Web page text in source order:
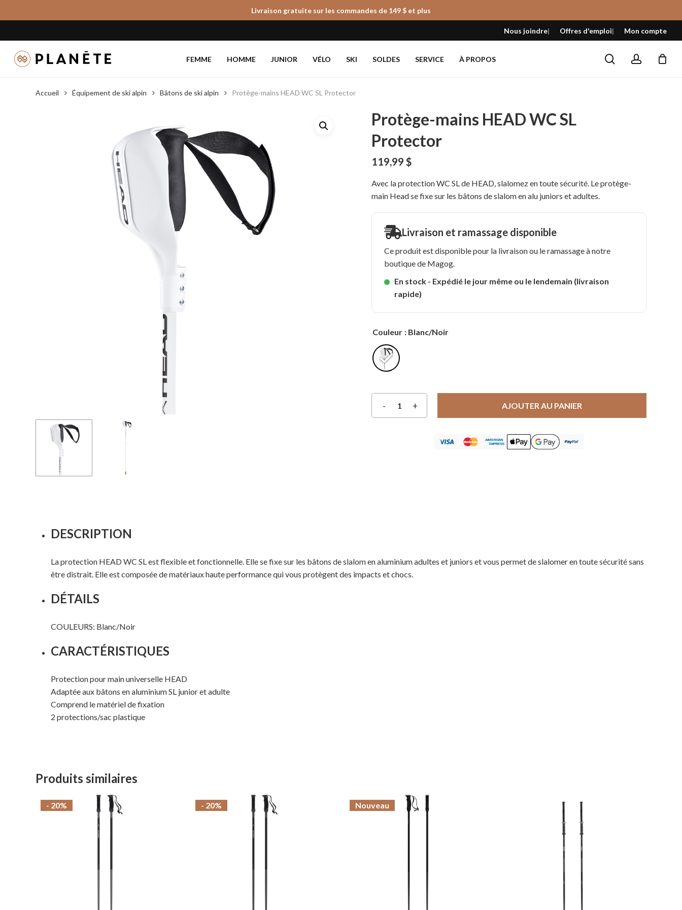
to
content
Livraison gratuite sur les commandes de 149 $ et plus
Nous joindre Offres d'emploi Mon compte
FEMME HOMME JUNIOR VÉLO SKI SOLDES SERVICE À PROPOS searchaccount
Fermer
le
panier
Accueil Équipement de ski alpin Bâtons de ski alpin Protège-mains HEAD WC SL Protector
Protège-mains HEAD WC SL
Protector
119,99$
Avec la protection WC SL de HEAD, slalomez en toute sécurité. Le protège-
main Head se fixe sur les bâtons de slalom en alu juniors et adultes.
Livraison et ramassage disponible
Ce produit est disponible pour la livraison ou le ramassage à notre
boutique de Magog.
En stock - Expédié le jour même ou le lendemain (livraison
rapide)
Couleur : Blanc/Noir
AJOUTER AU PANIER
DESCRIPTION
La protection HEAD WC SL est flexible et fonctionnelle. Elle se fixe sur les bâtons de slalom en aluminium adultes et juniors et vous permet de slalomer en toute sécurité sans
être distrait. Elle est composée de matériaux haute performance qui vous protègent des impacts et chocs.
DÉTAILS
COULEURS: Blanc/Noir
CARACTÉRISTIQUES
Protection pour main universelle HEAD
Adaptée aux bâtons en aluminium SL junior et adulte
Comprend le matériel de fixation
2 protections/sac plastique
Produits similaires
- 20% - 20% Nouveau